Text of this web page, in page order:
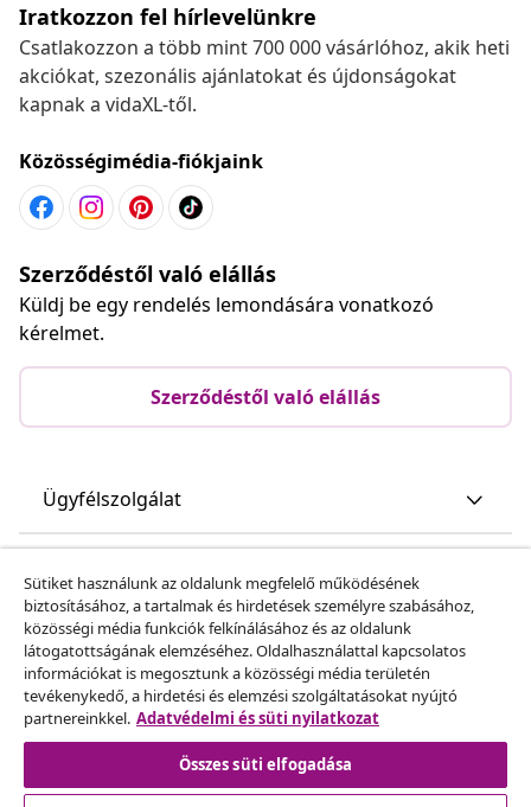
Iratkozzon fel hírlevelünkre
Csatlakozzon a több mint 700 000 vásárlóhoz, akik heti
akciókat, szezonális ajánlatokat és újdonságokat
kapnak a vidaXL-től.
Közösségimédia-fiókjaink
Szerződéstől való elállás
Küldj be egy rendelés lemondására vonatkozó
kérelmet.
Szerződéstől való elállás
Ügyfélszolgálat
vidaXL
Fedezz fel többet
Sütiket használunk az oldalunk megfelelő működésének
biztosításához, a tartalmak és hirdetések személyre szabásához,
közösségi média funkciók felkínálásához és az oldalunk
látogatottságának elemzéséhez. Oldalhasználattal kapcsolatos
információkat is megosztunk a közösségi média területén
tevékenykedő, a hirdetési és elemzési szolgáltatásokat nyújtó
partnereinkkel. Adatvédelmi és süti nyilatkozat
Összes süti elfogadása